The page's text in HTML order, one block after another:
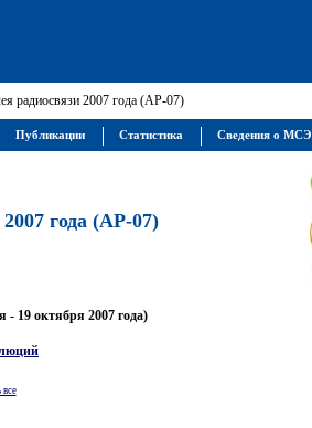
радиосвязи 2007 года (АР-07)
года (АР-07)
19 октября 2007 года)
Публикации Статистика Сведения о МСЭ